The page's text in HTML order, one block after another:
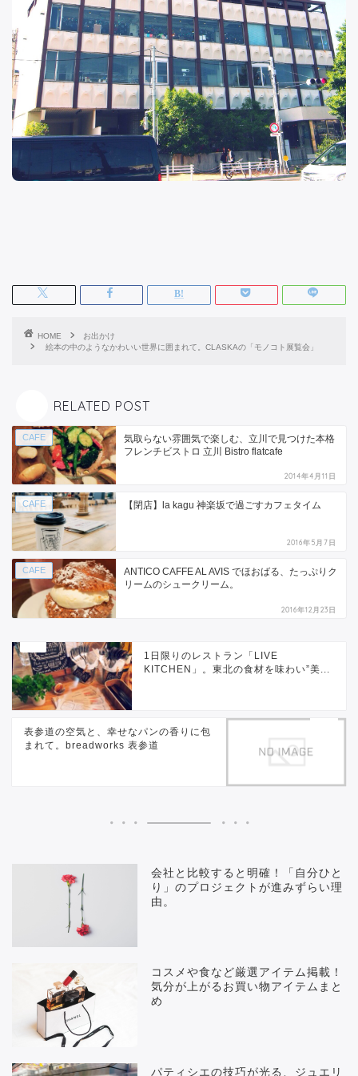
HOME
お出かけ
絵本の中のようなかわいい世界に囲まれて。CLASKAの「モノコト展覧会」
RELATED POST
CAFE
気取らない雰囲気で楽しむ、立川で見つけた本格
フレンチビストロ 立川 Bistro flatcafe
2014年4月11日
CAFE 【閉店】la kagu 神楽坂で過ごすカフェタイム
2016年5月7日
CAFE
ANTICO CAFFE AL AVIS でほおばる、たっぷりク
リームのシュークリーム。
2016年12月23日
1日限りのレストラン「LIVE
KITCHEN」。東北の食材を味わい”美...
表参道の空気と、幸せなパンの香りに包
まれて。breadworks 表参道
会社と比較すると明確！「自分ひと
り」のプロジェクトが進みずらい理
由。
コスメや食など厳選アイテム掲載！
気分が上がるお買い物アイテムまと
め
パティシエの技巧が光る、ジュエリ